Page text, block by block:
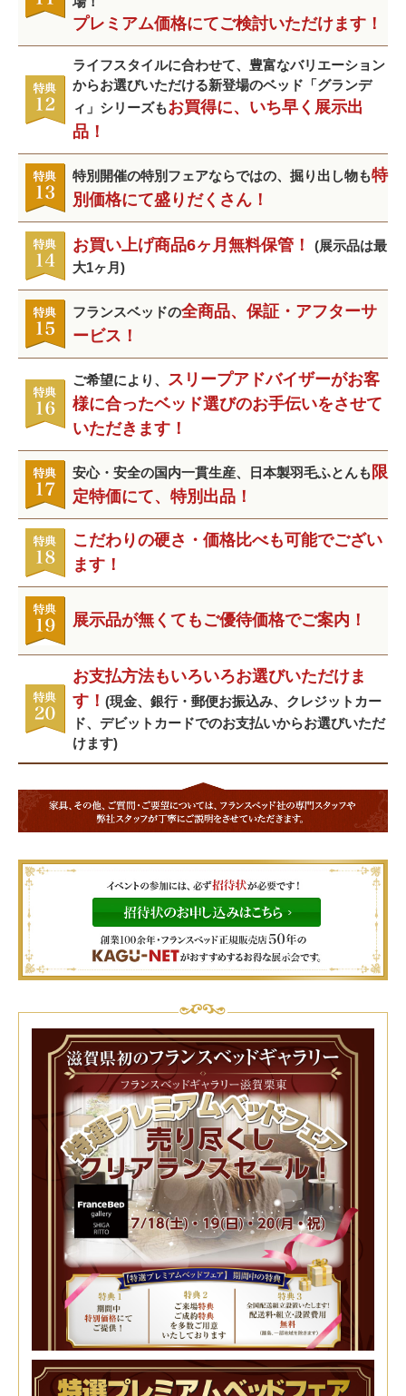
プレミアム価格にてご検討いただけます！
ライフスタイルに合わせて、豊富なバリエーション
からお選びいただける新登場のベッド「グランデ
ィ」シリーズもお買得に、いち早く展示出
品！
特別開催の特別フェアならではの、掘り出し物も特
別価格にて盛りだくさん！
お買い上げ商品6ヶ月無料保管！ (展示品は最
大1ヶ月)
フランスベッドの全商品、保証・アフターサ
ービス！
ご希望により、
スリープアドバイザーがお客
様に合ったベッド選びのお手伝いをさせて
いただきます！
安心・安全の国内一貫生産、日本製羽毛ふとんも 限
定特価にて、特別出品！
こだわりの硬さ・価格比べも可能でござい
ます！
展示品が無くてもご優待価格でご案内！
お支払方法もいろいろお選びいただけま
す！ (現金、銀行・郵便お振込み、クレジットカー
ド、デビットカードでのお支払いからお選びいただ
けます)